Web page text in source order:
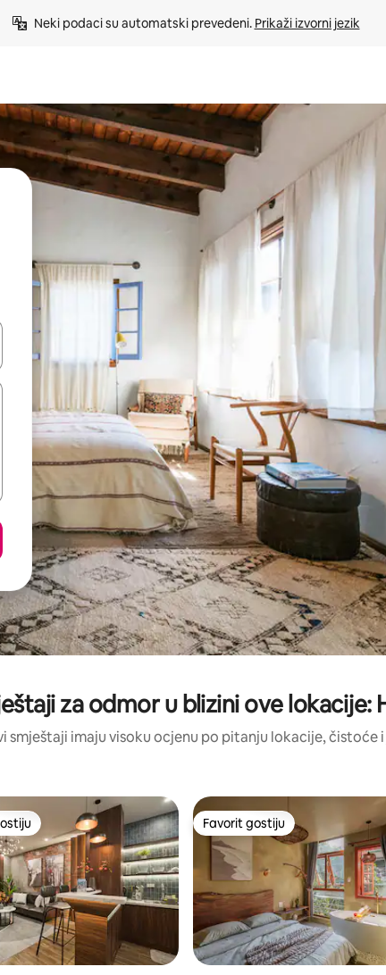
Neki podaci su automatski prevedeni. Prikaži izvorni jezik
strelica ili ih pregledajte dodirom ili povlačenjem prsta.
za odmor u blizini ove lokacije:
smještaji imaju visoku ocjenu po pitanju lokacije, čistoće
gostiju Favorit gostiju
Favorit gostiju